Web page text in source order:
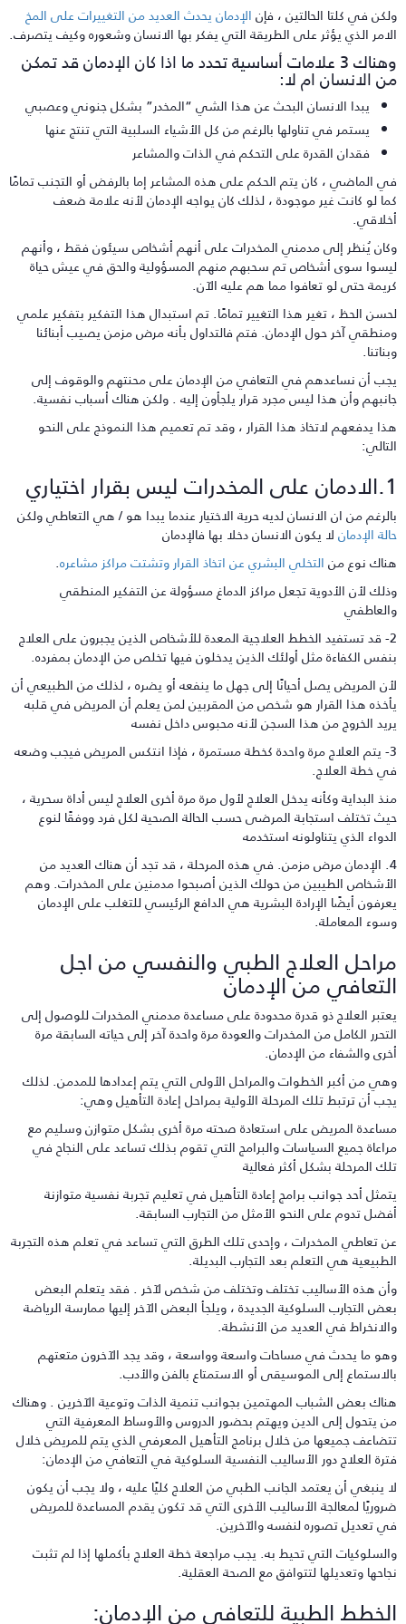
في كلتا الحالتين ، فإنالإدمان يحدث العديد من التغييرات على المخ
الذي يؤثر على الطريقة التي يفكر بها الانسان وشعوره وكيف يتصرف.
وهناك 3 علامات أساسية تحدد ما اذا كان الإدمان قد تمكن
الانسان ام لا:
يبدا الانسان البحث عن هذا الشي “المخدر” بشكل جنوني وعصبي
يستمر في تناولها بالرغم من كل الأشياء السلبية التي تنتج عنها
فقدان القدرة على التحكم في الذات والمشاعر
الماضي ، كان يتم الحكم على هذه المشاعر إما بالرفض أو التجنب تمامًا
لو كانت غير موجودة ، لذلك كان يواجه الإدمان لأنه علامة ضعف
يُنظر إلى مدمني المخدرات على أنهم أشخاص سيئون فقط ، وأنهم
سوى أشخاص تم سحبهم منهم المسؤولية والحق في عيش حياة
حتى لو تعافوا مما هم عليه الآن.
الحظ ، تغير هذا التغيير تمامًا. تم استبدال هذا التفكير بتفكير علمي
آخر حول الإدمان. فتم فالتداول بأنه مرض مزمن يصيب أبنائنا
أن نساعدهم في التعافي من الإدمان على محنتهم والوقوف إلى
وأن هذا ليس مجرد قرار يلجأون إليه . ولكن هناك أسباب نفسية.
يدفعهم لاتخاذ هذا القرار ، وقد تم تعميم هذا النموذج على النحو
من ان الانسان لديه حرية الاختيار عندما يبدا هو / هي التعاطي ولكن
الإدمانلا يكون الانسان دخلا بها فالإدمان
نوع منالتخلي البشري عن اتخاذ القرار وتشتت مراكز مشاعره.
لأن الأدوية تجعل مراكز الدماغ مسؤولة عن التفكير المنطقي
2- قد تستفيد الخطط العلاجية المعدة للأشخاص الذين يجبرون على العلاج
الكفاءة مثل أولئك الذين يدخلون فيها تخلص من الإدمان بمفرده.
المريض يصل أحيانًا إلى جهل ما ينفعه أو يضره ، لذلك من الطبيعي أن
هذا القرار هو شخص من المقربين لمن يعلم أن المريض في قلبه
الخروج من هذا السجن لأنه محبوس داخل نفسه
3- يتم العلاج مرة واحدة كخطة مستمرة ، فإذا انتكس المريض فيجب وضعه
خطة العلاج.
البداية وكأنه يدخل العلاج لأول مرة مرة أخرى العلاج ليس أداة سحرية ،
تختلف استجابة المرضى حسب الحالة الصحية لكل فرد ووفقًا لنوع
الذي يتناولونه استخدمه
4. الإدمان مرض مزمن. في هذه المرحلة ، قد تجد أن هناك العديد من
الطيبين من حولك الذين أصبحوا مدمنين على المخدرات. وهم
أيضًا الإرادة البشرية هي الدافع الرئيسي للتغلب على الإدمان
المعاملة.
العلاج الطبي والنفسي من اجل
من الإدمان
العلاج ذو قدرة محدودة على مساعدة مدمني المخدرات للوصول إلى
الكامل من المخدرات والعودة مرة واحدة آخر إلى حياته السابقة مرة
والشفاء من الإدمان.
من أكبر الخطوات والمراحل الأولى التي يتم إعدادها للمدمن. لذلك
أن ترتبط تلك المرحلة الأولية بمراحل إعادة التأهيل وهي:
المريض على استعادة صحته مرة أخرى بشكل متوازن وسليم مع
جميع السياسات والبرامج التي تقوم بذلك تساعد على النجاح في
المرحلة بشكل أكثر فعالية
أحد جوانب برامج إعادة التأهيل في تعليم تجربة نفسية متوازنة
تدوم على النحو الأمثل من التجارب السابقة.
تعاطي المخدرات ، وإحدى تلك الطرق التي تساعد في تعلم هذه التجربة
هي التعلم بعد التجارب البديلة.
هذه الأساليب تختلف وتختلف من شخص لآخر . فقد يتعلم البعض
التجارب السلوكية الجديدة ، ويلجأ البعض الآخر إليها ممارسة الرياضة
في العديد من الأنشطة.
ما يحدث في مساحات واسعة وواسعة ، وقد يجد الآخرون متعتهم
إلى الموسيقى أو الاستمتاع بالفن والأدب.
بعض الشباب المهتمين بجوانب تنمية الذات وتوعية الآخرين . وهناك
يتحول إلى الدين ويهتم بحضور الدروس والأوساط المعرفية التي
جميعها من خلال برنامج التأهيل المعرفي الذي يتم للمريض خلال
العلاج دور الأساليب النفسية السلوكية في التعافي من الإدمان:
ينبغي أن يعتمد الجانب الطبي من العلاج كليًا عليه ، ولا يجب أن يكون
لمعالجة الأساليب الأخرى التي قد تكون يقدم المساعدة للمريض
تعديل تصوره لنفسه والآخرين.
التي تحيط به. يجب مراجعة خطة العلاج بأكملها إذا لم تثبت
وتعديلها لتتوافق مع الصحة العقلية.
الطبية للتعافي من الإدمان: